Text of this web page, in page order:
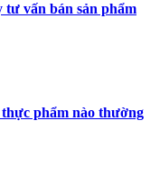
tư vấn bán sản phẩm
phẩm nào thường